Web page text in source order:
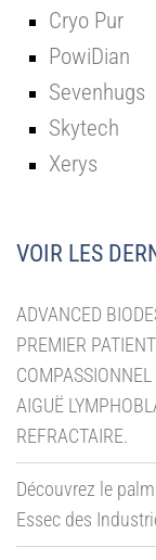
Cryo Pur
PowiDian
Sevenhugs
Skytech
Xerys
VOIR LES
ADVANCED
PREMIER
AIGUË
REFRACTAIRE.
Découvrez le
Essec des